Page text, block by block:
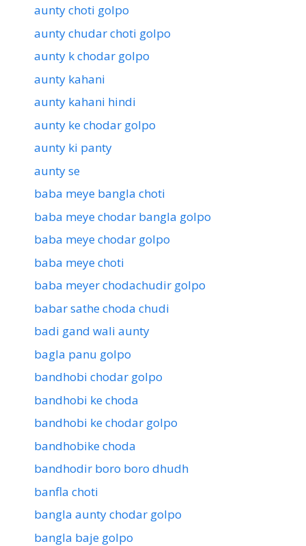
aunty choti golpo
aunty chudar choti golpo
aunty k chodar golpo
aunty kahani
aunty kahani hindi
aunty ke chodar golpo
aunty ki panty
aunty se
baba meye bangla choti
baba meye chodar bangla golpo
baba meye chodar golpo
baba meye choti
baba meyer chodachudir golpo
babar sathe choda chudi
badi gand wali aunty
bagla panu golpo
bandhobi chodar golpo
bandhobi ke choda
bandhobi ke chodar golpo
bandhobike choda
bandhodir boro boro dhudh
banfla choti
bangla aunty chodar golpo
bangla baje golpo